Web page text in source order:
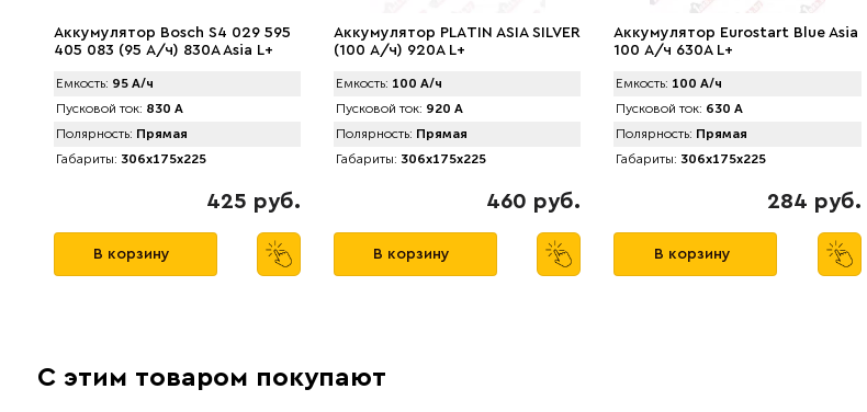
Аккумулятор Bosch S4 029 595
405 083 (95 А/ч) 830A Asia L+
Емкость: 95 А/ч
Пусковой ток: 830 А
Полярность: Прямая
Габариты: 306x175x225
425 руб.
В корзину
Аккумулятор PLАTIN ASIA SILVER
(100 А/ч) 920A L+
Емкость: 100 А/ч
Пусковой ток: 920 А
Полярность: Прямая
Габариты: 306x175x225
460 руб.
В корзину
Аккумулятор Eurostart Blue Asia
100 А/ч 630A L+
Емкость: 100 А/ч
Пусковой ток: 630 А
Полярность: Прямая
Габариты: 306x175x225
284 руб.
В корзину
С этим товаром покупают